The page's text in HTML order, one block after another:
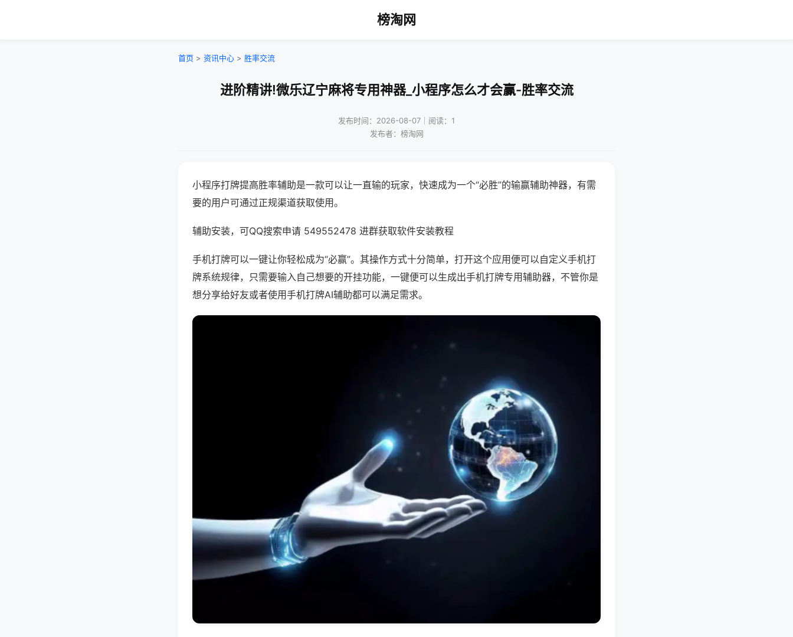
榜淘网
首页 > 资讯中心 > 胜率交流
进阶精讲!微乐辽宁麻将专用神器_小程序怎么才会赢-胜率交流
发布时间：2026-08-07｜阅读：1
发布者：榜淘网
小程序打牌提高胜率辅助是一款可以让一直输的玩家，快速成为一个“必胜”的输赢辅助神器，有需
要的用户可通过正规渠道获取使用。
辅助安装，可QQ搜索申请 549552478 进群获取软件安装教程
手机打牌可以一键让你轻松成为“必赢”。其操作方式十分简单，打开这个应用便可以自定义手机打
牌系统规律，只需要输入自己想要的开挂功能，一键便可以生成出手机打牌专用辅助器，不管你是
想分享给好友或者使用手机打牌AI辅助都可以满足需求。